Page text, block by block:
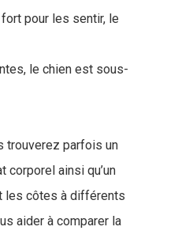
pour les sentir, le
le chien est sous-
trouverez parfois un
corporel ainsi qu’un
les côtes à différents
aider à comparer la